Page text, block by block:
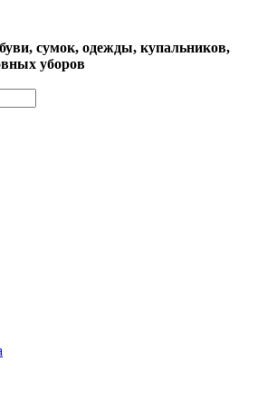
сумок, одежды, купальников,
уборов